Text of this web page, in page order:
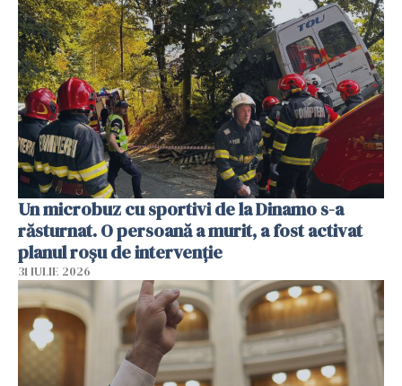
Un microbuz cu sportivi de la Dinamo s-a
răsturnat. O persoană a murit, a fost activat
planul roșu de intervenție
31 IULIE 2026